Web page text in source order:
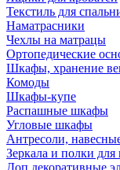
Текстиль для
Наматрасники
Чехлы на матрацы
Ортопедические
Шкафы, хранение
Комоды
Шкафы-купе
Распашные шкафы
Угловые шкафы
Антресоли,
Зеркала и полки
Доп.декоративные